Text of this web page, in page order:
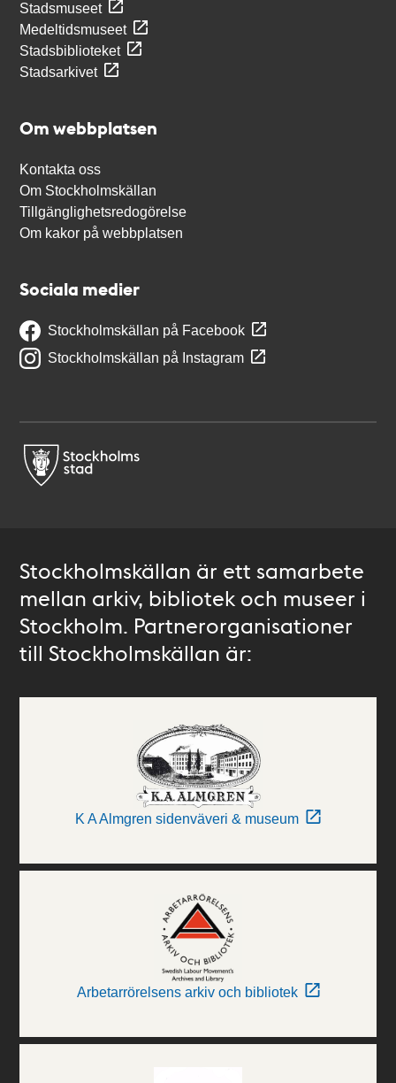
Stadsmuseet
Medeltidsmuseet
Stadsbiblioteket
Stadsarkivet
Om webbplatsen
Kontakta oss
Om Stockholmskällan
Tillgänglighetsredogörelse
Om kakor på webbplatsen
Sociala medier
Stockholmskällan på Facebook
Stockholmskällan på Instagram
Stockholmskällan är ett samarbete
mellan arkiv, bibliotek och museer i
Stockholm. Partnerorganisationer
till Stockholmskällan är:
K A Almgren sidenväveri & museum
Arbetarrörelsens arkiv och bibliotek